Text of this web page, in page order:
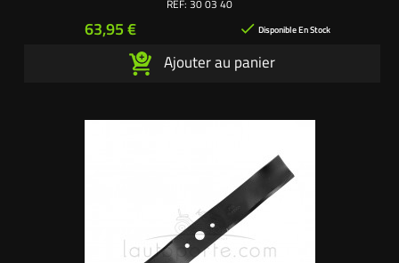
L'autoporté.com ®
REF: 30 03 40
Prix
63,95 €  Disponible En Stock
Ajouter au panier